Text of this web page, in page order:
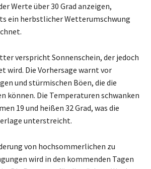
Werte über 30 Grad anzeigen,
ein herbstlicher Wetterumschwung
verspricht Sonnenschein, der jedoch
wird. Die Vorhersage warnt vor
und stürmischen Böen, die die
können. Die Temperaturen schwanken
19 und heißen 32 Grad, was die
unterstreicht.
von hochsommerlichen zu
wird in den kommenden Tagen